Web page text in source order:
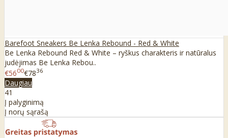
Barefoot Sneakers Be Lenka Rebound - Red & White
Be Lenka Rebound Red & White – ryškus charakteris ir natūralus
judėjimas Be Lenka Rebou..
€5600€7836
Daugiau
41
Į palyginimą
Į norų sąrašą